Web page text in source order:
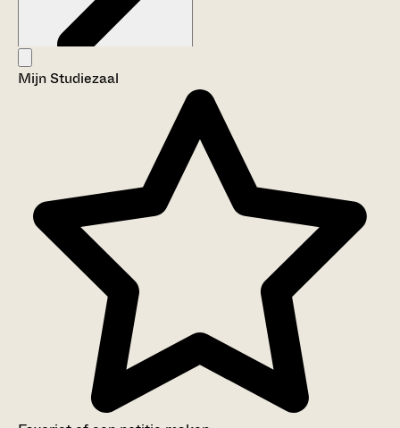
Aanwijzingen voor de gebruiker
Mijn Studiezaal